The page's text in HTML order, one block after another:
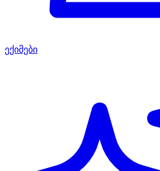
ექიმები